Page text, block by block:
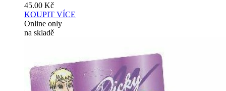
45.00 Kč
KOUPIT VÍCE
Online only
na skladě